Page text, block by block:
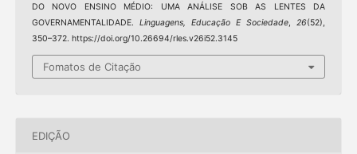
DO NOVO ENSINO MÉDIO: UMA ANÁLISE SOB AS LENTES DA
GOVERNAMENTALIDADE. Linguagens, Educação E Sociedade,26(52),
350–372. https://doi.org/10.26694/rles.v26i52.3145
Fomatos de Citação
EDIÇÃO